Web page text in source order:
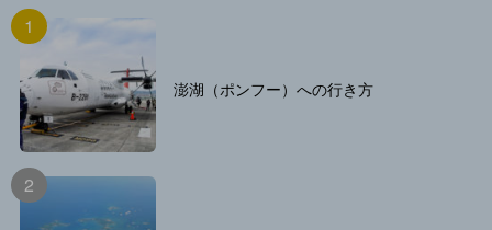
澎湖（ポンフー）への行き方